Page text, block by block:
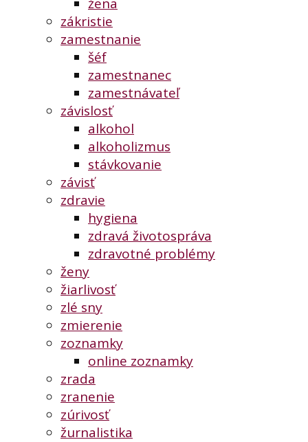
zákristie
zamestnanie
šéf
zamestnanec
zamestnávateľ
závislosť
alkohol
alkoholizmus
stávkovanie
závisť
zdravie
hygiena
zdravá životospráva
zdravotné problémy
ženy
žiarlivosť
zlé sny
zmierenie
zoznamky
online zoznamky
zrada
zranenie
zúrivosť
žurnalistika